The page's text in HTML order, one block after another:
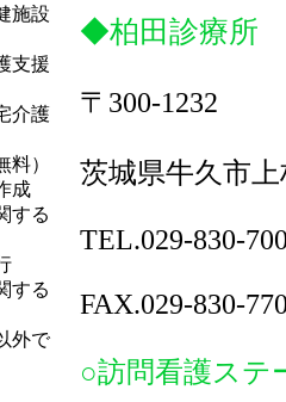
施設
支援
介護
料）
成
する
する
外で
◆柏田診療所
〒300-1232
茨城県牛久市
TEL.029-830-
FAX.029-830-
○訪問看護ステ